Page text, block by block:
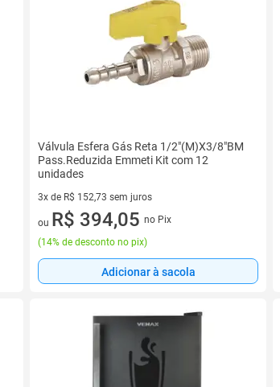
Válvula Esfera Gás Reta 1/2"(M)X3/8"BM
Pass.Reduzida Emmeti Kit com 12
unidades
3x de R$ 152,73 sem juros
3 vez de R$ 152,73 sem juros
ou R$ 394,05 no Pix
(14% de desconto no pix)
Adicionar à sacola